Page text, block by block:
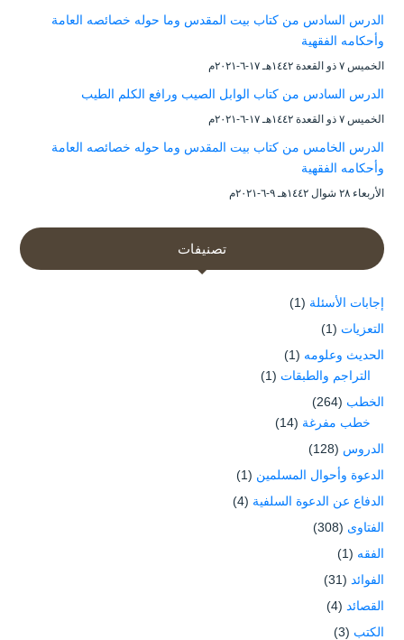
الدرس السادس من كتاب بيت المقدس وما حوله خصائصه العامة
وأحكامه الفقهية
الخميس ۷ ذو القعدة ۱٤٤۲هـ ۱۷-٦-۲۰۲۱م
الدرس السادس من كتاب الوابل الصيب ورافع الكلم الطيب
الخميس ۷ ذو القعدة ۱٤٤۲هـ ۱۷-٦-۲۰۲۱م
الدرس الخامس من كتاب بيت المقدس وما حوله خصائصه العامة
وأحكامه الفقهية
الأربعاء ۲۸ شوال ۱٤٤۲هـ ۹-٦-۲۰۲۱م
تصنيفات
إجابات الأسئلة (1)
التعزيات (1)
الحديث وعلومه (1)
التراجم والطبقات (1)
الخطب (264)
خطب مفرغة (14)
الدروس (128)
الدعوة وأحوال المسلمين (1)
الدفاع عن الدعوة السلفية (4)
الفتاوى (308)
الفقه (1)
الفوائد (31)
القصائد (4)
الكتب (3)